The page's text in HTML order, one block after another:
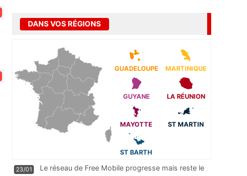
DANS VOS RÉGIONS
GUADELOUPE MARTINIQUE
GUYANE LA RÉUNION
MAYOTTE ST MARTIN
ST BARTH
23/01
Le réseau de Free Mobile progresse mais reste le